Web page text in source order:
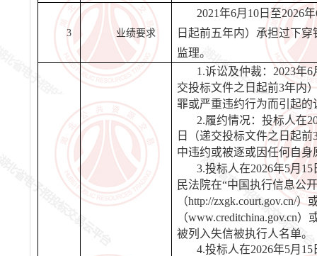
3 业绩要求
2021年6月10日至2026
日起前五年内） 承担过下穿
监理。
1.诉讼及仲裁： 2023年6
交投标文件之日起前3年内
罪或严重违约行为而引起的
2.履约情况：投标人在
日
（递交投标文件之日起前
中违约或被逐或因任何自
3.投标人在2026年5月
民法院在“中国执行信息公
（http://zxgk.court.gov.cn/）
（www.creditchina.gov.cn
被列入失信被执行人名单。
4.投标人在2026年5月